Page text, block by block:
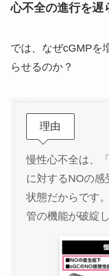
心不全の進行を遅
では、なぜcGMPを
らせるのか？
理由
慢性心不全は、
に対するNOの感
状態だからです
管の機能が破綻